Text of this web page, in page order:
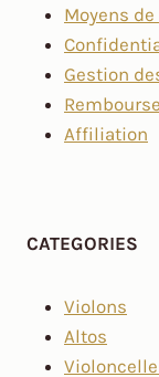
Moyens
Gestion
Affiliation
CATEGORIES
Violons
Altos